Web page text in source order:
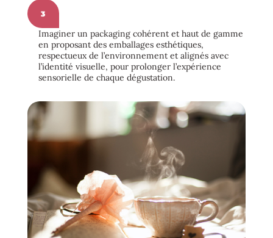
3
Imaginer un packaging cohérent et haut de gamme
en proposant des emballages esthétiques,
respectueux de l’environnement et alignés avec
l’identité visuelle, pour prolonger l’expérience
sensorielle de chaque dégustation.